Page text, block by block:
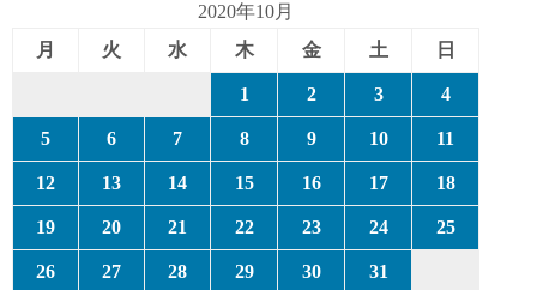
2020年10月
月
火 水 木 金 土 日
1 2 3 4
5 6 7 8 9 10 11
12 13 14 15 16 17 18
19 20 21 22 23 24 25
26 27 28 29 30 31